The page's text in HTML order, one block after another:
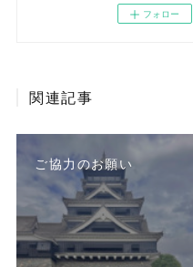
フォロー
関連記事
ご協力のお願い